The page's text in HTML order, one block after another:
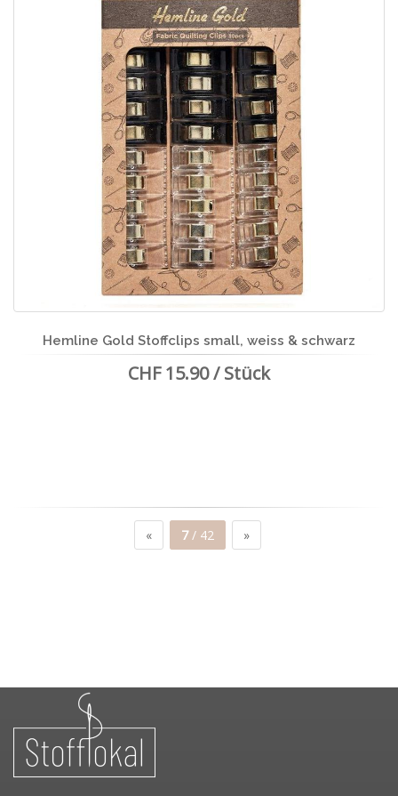
Hemline Gold Stoffclips small, weiss & schwarz
CHF 15.90 / Stück
« 7/ 42 »